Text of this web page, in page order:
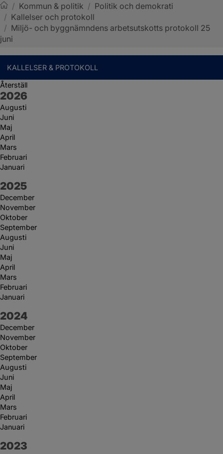
Sotenäs kommun
/ Kommun & politik / Politik och demokrati
/ Kallelser och protokoll
/ Miljö- och byggnämndens arbetsutskotts protokoll 25
juni
KALLELSER & PROTOKOLL
Återställ
År:
2026
Augusti
Juni
Maj
April
Mars
Februari
Januari
År:
2025
December
November
Oktober
September
Augusti
Juni
Maj
April
Mars
Februari
Januari
År:
2024
December
November
Oktober
September
Augusti
Juni
Maj
April
Mars
Februari
Januari
År:
2023